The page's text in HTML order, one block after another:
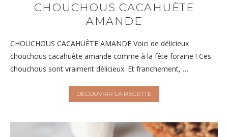
CHOUCHOUS CACAHUÈTE
AMANDE
CHOUCHOUS CACAHUÈTE AMANDE Voici de délicieux
chouchous cacahuète amande comme à la fête foraine ! Ces
chouchous sont vraiment délicieux. Et franchement, …
DÉCOUVRIR LA RECETTE